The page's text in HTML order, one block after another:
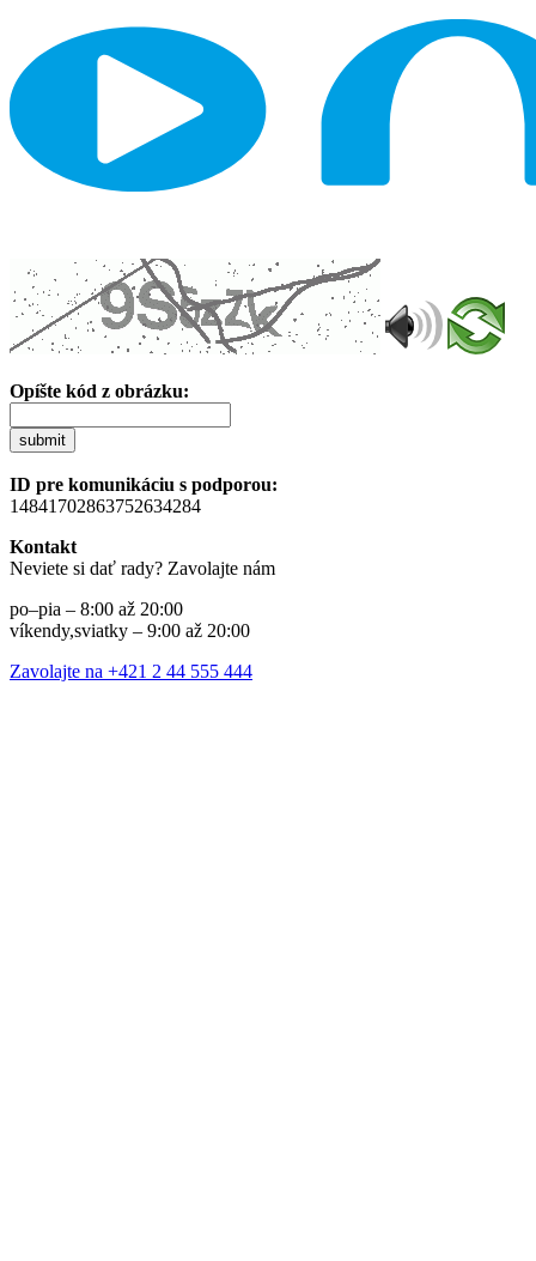
Opíšte kód z obrázku:
submit
ID pre komunikáciu s podporou:
14841702863752634284
Kontakt
Neviete si dať rady? Zavolajte nám
po–pia – 8:00 až 20:00
víkendy,sviatky – 9:00 až 20:00
Zavolajte na +421 2 44 555 444